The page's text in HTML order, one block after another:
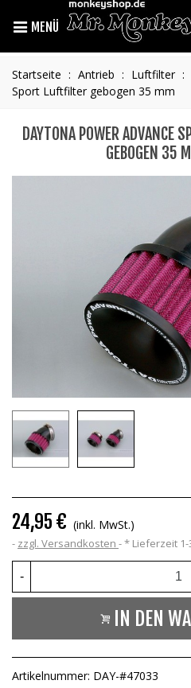
MENÜ
Startseite : Antrieb : Luftfilter :
Sport Luftfilter gebogen 35 mm
DAYTONA POWER ADVANCE
GEBOGEN 35
24,95 € (inkl. MwSt.)
zzgl. Versandkosten * Lieferzeit
-
IN DEN
Artikelnummer: DAY-#47033